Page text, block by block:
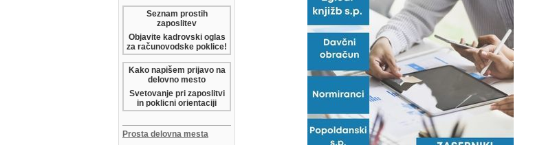
Seznam prostih
zaposlitev
Objavite kadrovski oglas
za računovodske poklice!
Kako napišem prijavo na
delovno mesto
Svetovanje pri zaposlitvi
in poklicni orientaciji
Prosta delovna mesta